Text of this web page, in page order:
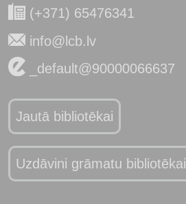
(+371) 65476341
info@lcb.lv
_default@90000066637
Jautā bibliotēkai
Uzdāvini grāmatu bibliotēkai